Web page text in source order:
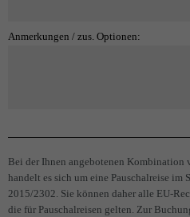
Anmerkungen / zus. Optionen:
Bei der Ihnen angebotenen Kombination
handelt es sich um eine Pauschalreise
2015/2302. Sie können daher alle EU-
die für Pauschalreisen gelten. Zur